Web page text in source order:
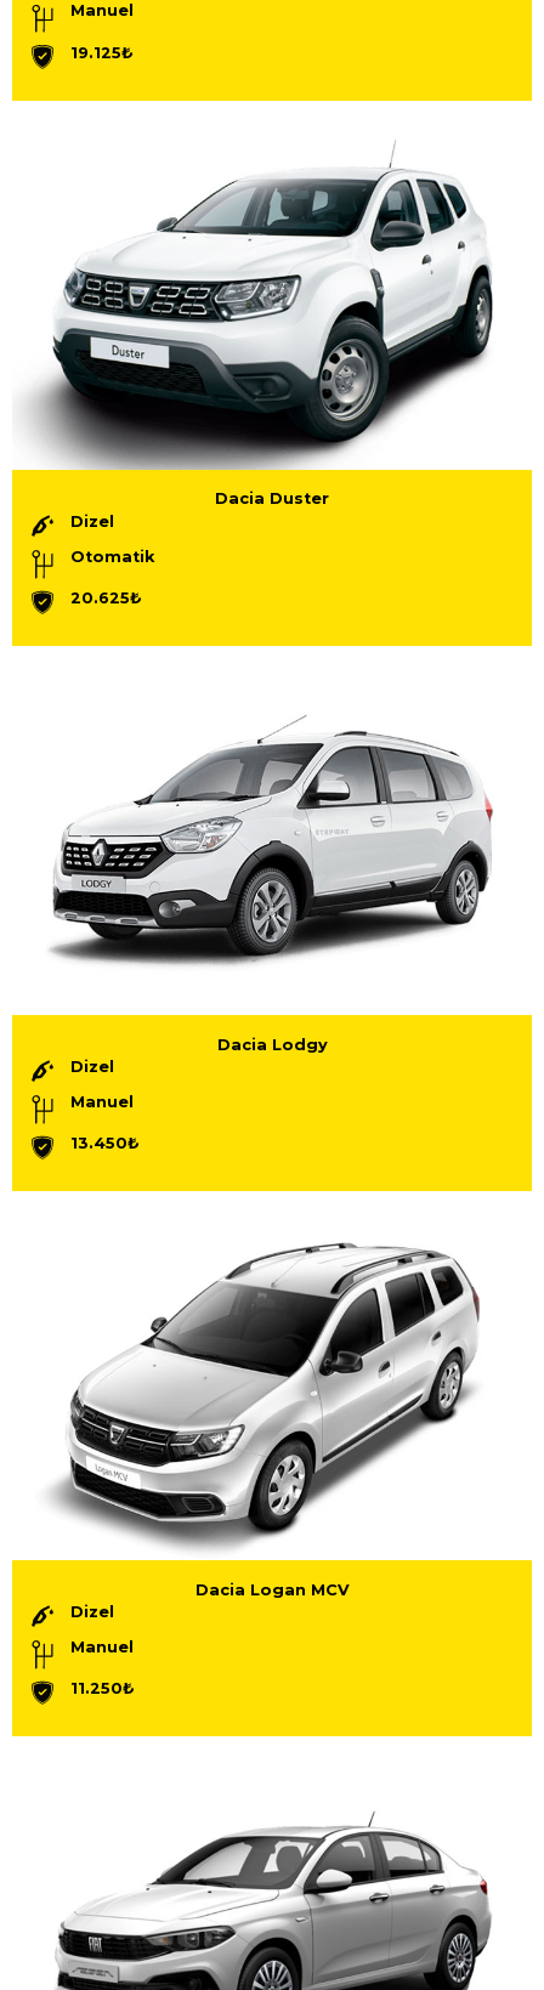
Manuel
19.125₺
Dacia Duster
Dizel
Otomatik
20.625₺
Dacia Lodgy
Dizel
Manuel
13.450₺
Dacia Logan MCV
Dizel
Manuel
11.250₺